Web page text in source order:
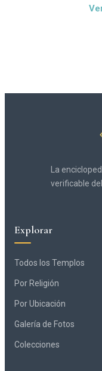
La
verificable
Explorar
Todos los Templos
Por Religión
Por Ubicación
Galería de Fotos
Colecciones